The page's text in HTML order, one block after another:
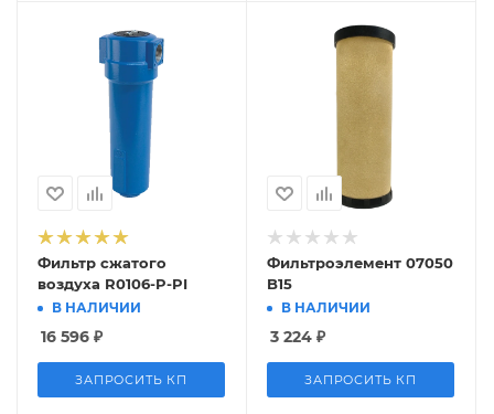
Фильтр сжатого
воздуха R0106-P-PI
В НАЛИЧИИ
16 596 ₽
ЗАПРОСИТЬ КП
Фильтроэлемент 07050
B15
В НАЛИЧИИ
3 224 ₽
ЗАПРОСИТЬ КП